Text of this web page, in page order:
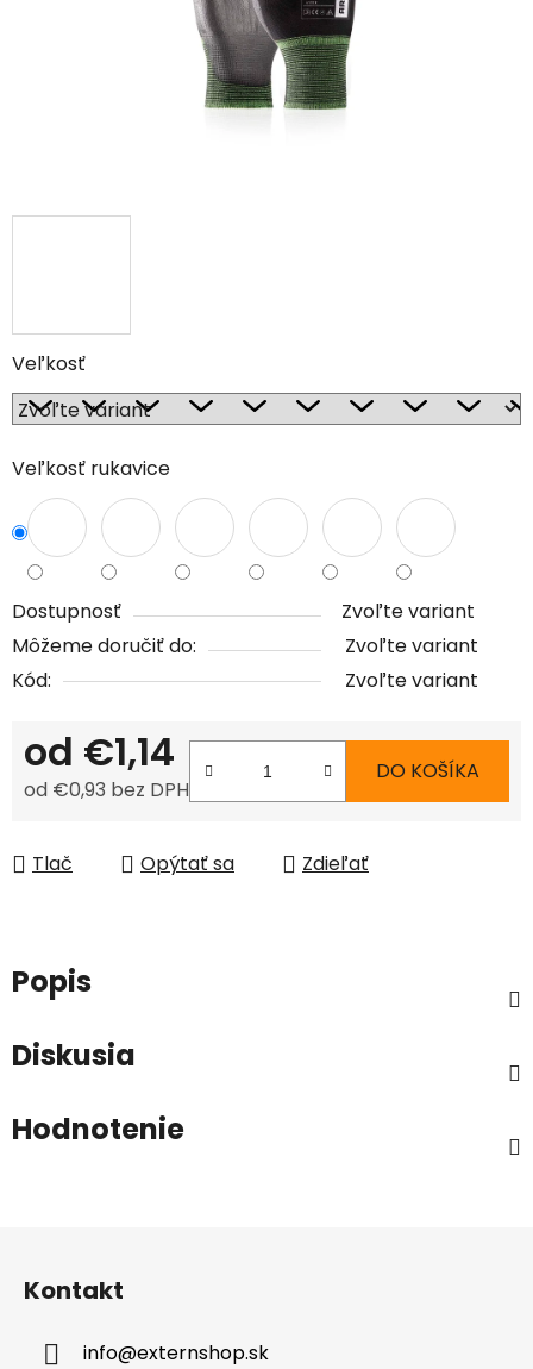
Veľkosť
Veľkosť rukavice
Dostupnosť
Zvoľte variant
Môžeme doručiť do:
Zvoľte variant
Kód:
Zvoľte variant
od €1,14
od €0,93 bez DPH
DO KOŠÍKA
Tlač Opýtať sa Zdieľať
Popis
Diskusia
Hodnotenie
Kontakt
info@externshop.sk